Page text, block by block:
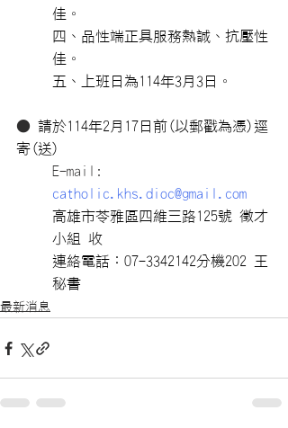
佳。
四、品性端正具服務熱誠、抗壓性
佳。
五、上班日為114年3月3日。
● 請於114年2月17日前(以郵戳為憑)逕
寄(送)
E-mail:
catholic.khs.dioc@gmail.com
高雄市苓雅區四維三路125號 徵才
小組 收
連絡電話：07-3342142分機202 王
秘書
最新消息